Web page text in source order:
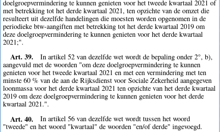
doelgroepvermindering te kunnen genieten voor het tweede kwartaal 2021 of
met betrekking tot het derde kwartaal 2021, ten opzichte van de omzet die
resulteert uit dezelfde handelingen die moesten worden opgenomen in de
periodieke btw-aangiften met betrekking tot het derde kwartaal 2019 om
deze doelgroepvermindering te kunnen genieten voor het derde kwartaal
2021;".
Art. 39.
In artikel 52 van dezelfde wet wordt de bepaling onder 2°, b),
aangevuld met de woorden "om deze doelgroepvermindering te kunnen
genieten voor het tweede kwartaal 2021 en met een vermindering met ten
minste 60 % van de aan de Rijksdienst voor Sociale Zekerheid aangegeven
loonmassa voor het derde kwartaal 2021 ten opzichte van het derde kwartaal
2019 om deze doelgroepvermindering te kunnen genieten voor het derde
kwartaal 2021.".
Art. 40.
In artikel 56 van dezelfde wet wordt tussen het woord
"tweede" en het woord "kwartaal" de woorden "en/of derde" ingevoegd.